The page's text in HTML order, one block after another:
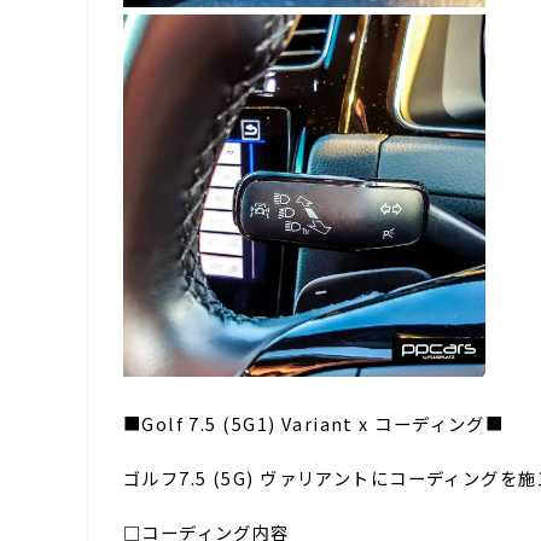
■Golf 7.5 (5G1) Variant x コーディング■
ゴルフ7.5 (5G) ヴァリアントにコーディングを施
□コーディング内容⁣